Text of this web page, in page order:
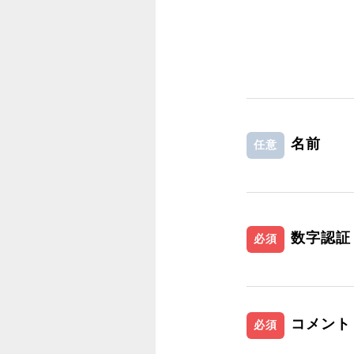
任意 名前
必須 数字認証
必須 コメント